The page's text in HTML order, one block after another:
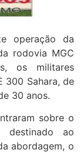
operação da
rodovia MGC
os militares
300 Sahara, de
30 anos.
sobre o
destinado ao
abordagem, o